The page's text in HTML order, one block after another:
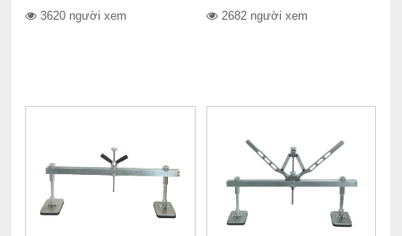
3620 người xem 2682 người xem